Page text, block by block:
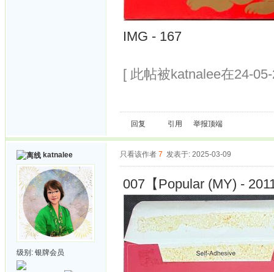
IMG - 167
[ 此帖被katnalee在24-
回复 引用 举报顶端
katnalee
级别: 银牌会员
只看该作者 7 发表于: 2025-03-09
007【Popular (MY) -